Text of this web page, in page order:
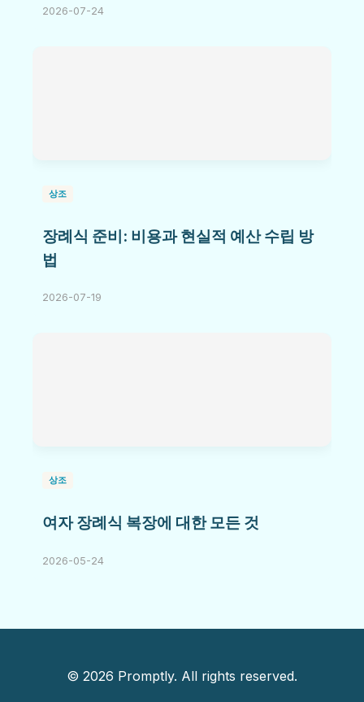
2026-07-24
상조
장례식 준비: 비용과 현실적 예산 수립 방
법
2026-07-19
상조
여자 장례식 복장에 대한 모든 것
2026-05-24
© 2026 Promptly. All rights reserved.